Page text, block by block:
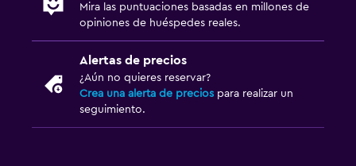
Mira las puntuaciones basadas en millones de
opiniones de huéspedes reales.
Alertas de precios
¿Aún no quieres reservar?
Crea una alerta de precios para realizar un
seguimiento.